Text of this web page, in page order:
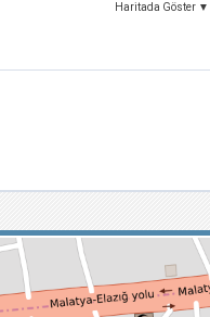
Haritada Göster ▼